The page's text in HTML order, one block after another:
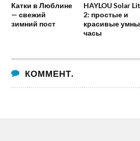
Катки в Люблине
— свежий
зимний пост
HAYLOU Solar
2: простые и
красивые
часы
КОММЕНТ.